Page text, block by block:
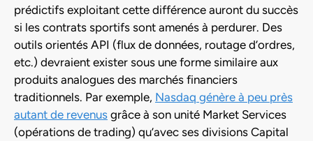
prédictifs exploitant cette différence auront du succès
si les contrats sportifs sont amenés à perdurer. Des
outils orientés API (flux de données, routage d’ordres,
etc.) devraient exister sous une forme similaire aux
produits analogues des marchés financiers
traditionnels. Par exemple, Nasdaq génère à peu près
autant de revenus grâce à son unité Market Services
(opérations de trading) qu’avec ses divisions Capital